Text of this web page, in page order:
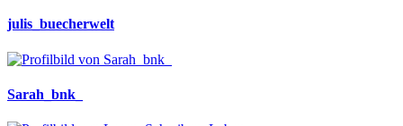
julis_buecherwelt
Sarah_bnk_